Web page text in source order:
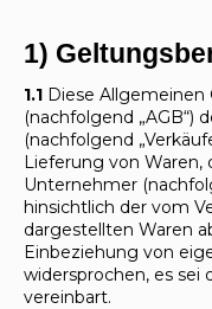
1)
1.1 Diese
(nachfolgend „AGB“)
(nachfolgend
Lieferung von Waren,
Unternehmer
hinsichtlich der vom
dargestellten Waren
Einbeziehung von
widersprochen, es sei
vereinbart.